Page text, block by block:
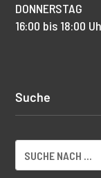
DONNERSTAG
16:00 bis 18:00
Suche